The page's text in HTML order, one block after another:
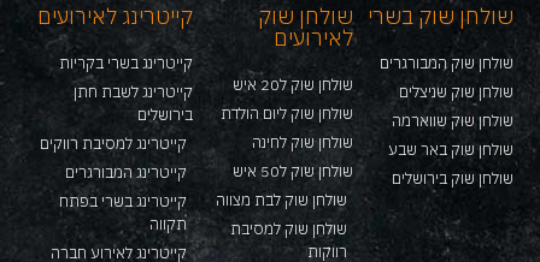
שולחן שוק בשרי
שולחן שוק המבורגרים
שולחן שוק שניצלים
שולחן שוק שווארמה
שולחן שוק באר שבע
שולחן שוק בירושלים
שולחן שוק
לאירועים
שולחן שוק ל20 איש
שולחן שוק ליום הולדת
שולחן שוק לחינה
שולחן שוק ל50 איש
שולחן שוק לבת מצווה
שולחן שוק למסיבת
רווקות
קייטרינג לאירועים
קייטרינג בשרי בקריות
קייטרינג לשבת חתן
בירושלים
קייטרינג למסיבת רווקים
קייטרינג המבורגרים
קייטרינג בשרי בפתח
תקווה
קייטרינג לאירוע חברה